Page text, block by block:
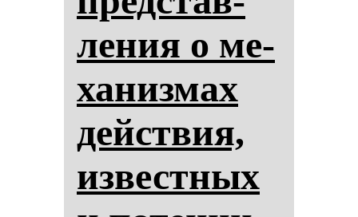
ле­ния о ме­
ха­низ­мах
действия,
из­вес­тных